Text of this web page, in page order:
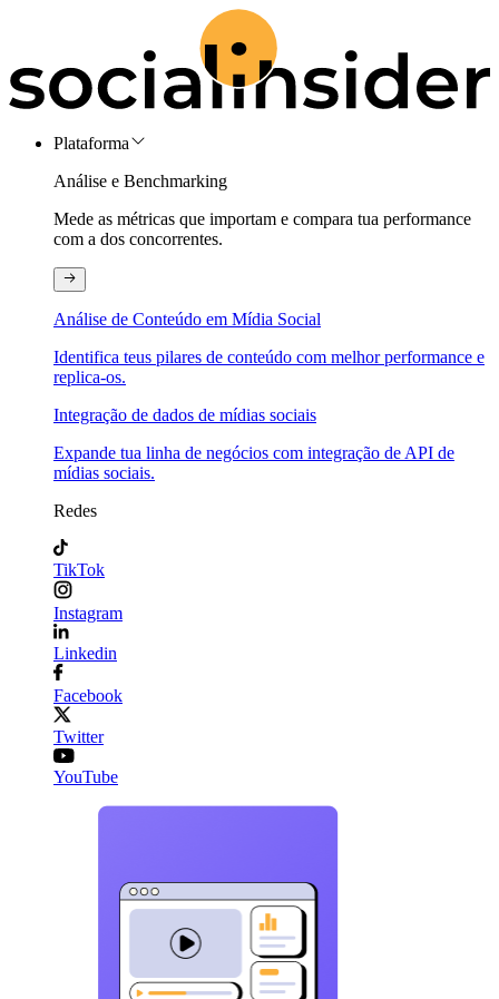
Plataforma
Análise e Benchmarking
Mede as métricas que importam e compara tua performance
com a dos concorrentes.
Análise de Conteúdo em Mídia Social
Identifica teus pilares de conteúdo com melhor performance e
replica-os.
Integração de dados de mídias sociais
Expande tua linha de negócios com integração de API de
mídias sociais.
Redes
TikTok
Instagram
Linkedin
Facebook
Twitter
YouTube